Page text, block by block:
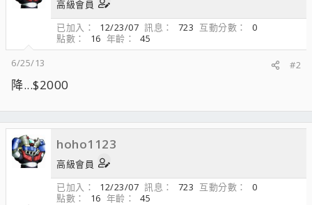
高級會員
已加入
12/23/07 訊息 723 互動分數
0
點數
16 年齡
45
6/25/13
#2
降...$2000
hoho1123
高級會員
已加入
12/23/07 訊息 723 互動分數
0
點數
16 年齡
45